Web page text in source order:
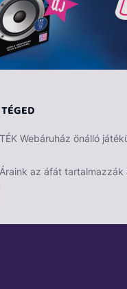
Webáruház önálló
Áraink az áfát